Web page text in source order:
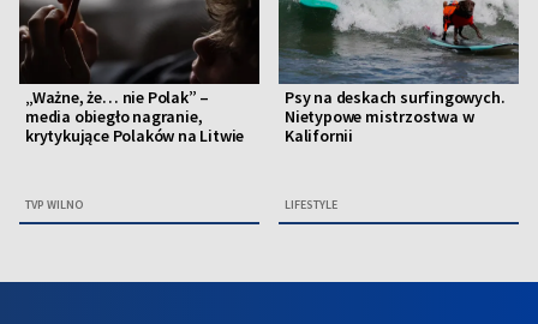
„Ważne, że… nie Polak” –
media obiegło nagranie,
krytykujące Polaków na Litwie
TVP WILNO
Psy na deskach surfingowych.
Nietypowe mistrzostwa w
Kalifornii
LIFESTYLE